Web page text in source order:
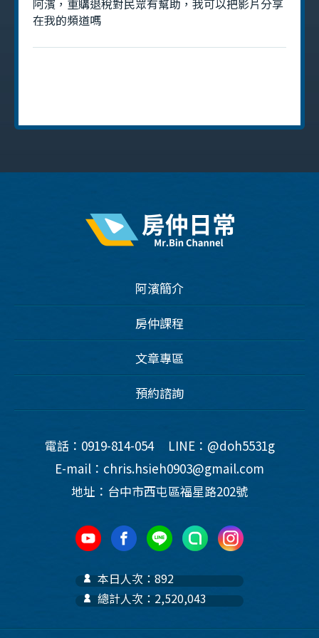
阿濱，重購退稅對民眾有幫助，我可以把影片分享
在我的頻道嗎
阿濱簡介
房仲課程
文章專區
預約諮詢
電話：0919-814-054
LINE：@doh5531g
E-mail：chris.hsieh0903@gmail.com
地址：台中市西屯區福星路202號
本日人次：892
總計人次：2,520,043